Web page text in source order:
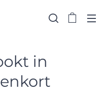
in